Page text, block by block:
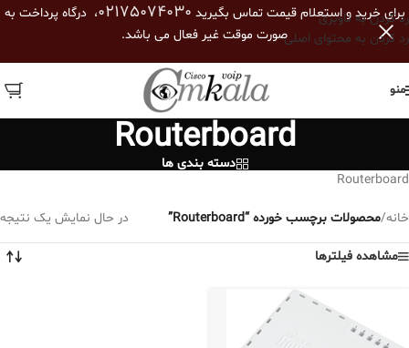
رد کردن به ناوبری
رد کردن به محتوای اصلی
برای خرید و استعلام قیمت تماس بگیرید 02175074030، درگاه پرداخت به
صورت موقت غیر فعال می باشد.
منو
Routerboard
دسته بندی ها
Routerboard
خانه/محصولات برچسب خورده “Routerboard” در حال نمایش یک نتیجه
مشاهده فیلترها